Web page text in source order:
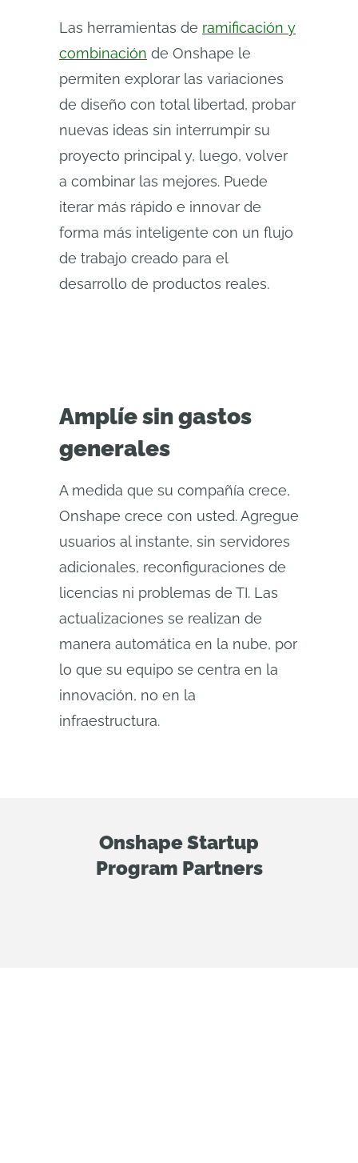
Las herramientas de ramificación y
combinación de Onshape le
permiten explorar las variaciones
de diseño con total libertad, probar
nuevas ideas sin interrumpir su
proyecto principal y, luego, volver
a combinar las mejores. Puede
iterar más rápido e innovar de
forma más inteligente con un flujo
de trabajo creado para el
desarrollo de productos reales.
Amplíe sin gastos
generales
A medida que su compañía crece,
Onshape crece con usted. Agregue
usuarios al instante, sin servidores
adicionales, reconfiguraciones de
licencias ni problemas de TI. Las
actualizaciones se realizan de
manera automática en la nube, por
lo que su equipo se centra en la
innovación, no en la
infraestructura.
Onshape Startup
Program Partners